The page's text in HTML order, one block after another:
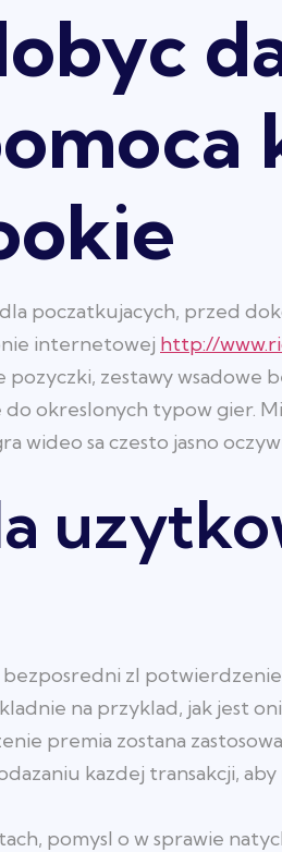
poczatkujacych, przed
internetowej http://
pozyczki, zestawy
okreslonych typow gier.
wideo sa czesto jasno
zl
na przyklad, jak jest
premia zostana
kazdej transakcji,
pomysl o w sprawie